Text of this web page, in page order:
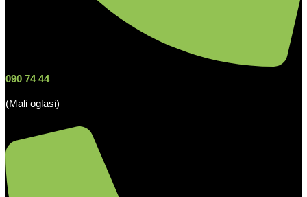
090 74 44
(Mali oglasi)